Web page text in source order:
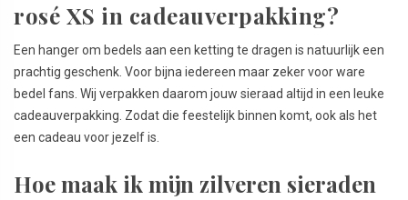
rosé XS in cadeauverpakking?
Een hanger om bedels aan een ketting te dragen is natuurlijk een
prachtig geschenk. Voor bijna iedereen maar zeker voor ware
bedel fans. Wij verpakken daarom jouw sieraad altijd in een leuke
cadeauverpakking. Zodat die feestelijk binnen komt, ook als het
een cadeau voor jezelf is.
Hoe maak ik mijn zilveren sieraden